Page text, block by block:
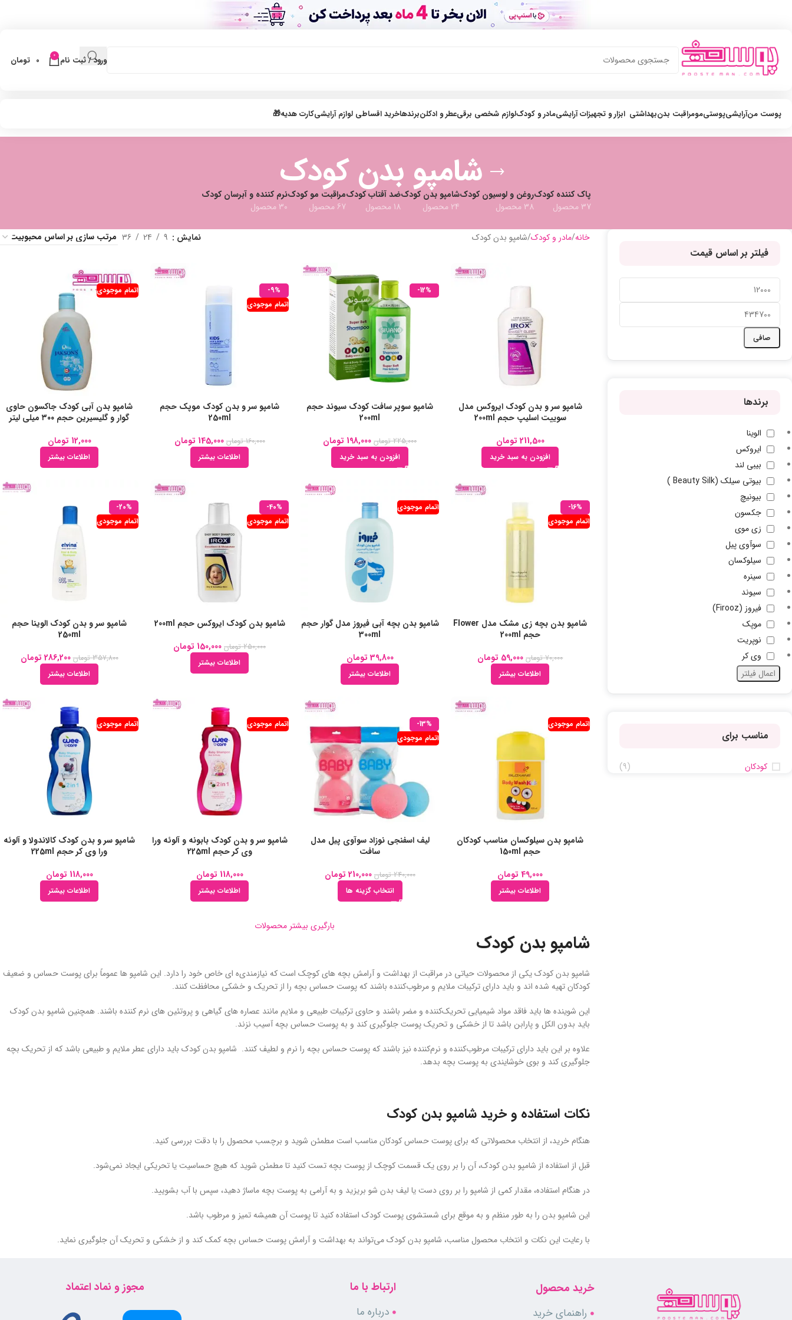
ورود / ثبت نام 0
0 تومان
پوست منآرایشیپوستیمومراقبت بدنبهداشتی ابزار و تجهیزات آرایشیمادر و کودکلوازم شخصی برقیعطر و ادکلنبرندهاخرید اقساطی لوازم آرایشیکارت هدیه🎁
شامپو بدن کودک
پاک کننده کودک
37 محصول
روغن و لوسیون کودک
38 محصول
شامپو بدن کودک
24 محصول
ضد آفتاب کودک
18 محصول
مراقبت مو کودک
67 محصول
نرم کننده و آبرسان کودک
30 محصول
فیلتر بر اساس قیمت
صافی
برندها
الوینا
ایروکس
بیبی لند
بیوتی سیلک (Beauty Silk )
بیونیچ
جکسون
زی موی
سوآوی پیل
سیلوکسان
سینره
سیوند
فیروز (Firooz)
موپک
نوپریت
وی کر
اعمال فیلتر
مناسب برای
کودکان (9)
خانه مادر و کودک شامپو بدن کودک نمایش 9
24
36
شامپو سر و بدن کودک ایروکس مدل
سوییت اسلیپ حجم 200ml
211,500 تومان
افزودن به سبد خرید
-12%
شامپو سوپر سافت کودک سیوند حجم
200ml
225,000 تومان 198,000 تومان
افزودن به سبد خرید
-9%
اتمام موجودی
شامپو سر و بدن کودک موپک حجم
250ml
160,000 تومان 145,000 تومان
اطلاعات بیشتر
اتمام موجودی
شامپو بدن آبی کودک جاکسون حاوی
گوار و گلیسیرین حجم ۳۰۰ میلی لیتر
12,000 تومان
اطلاعات بیشتر
-16%
اتمام موجودی
شامپو بدن بچه زی مشک مدل Flower
حجم 200ml
70,000 تومان 59,000 تومان
اطلاعات بیشتر
اتمام موجودی
شامپو بدن بچه آبی فیروز مدل گوار حجم
300ml
39,800 تومان
اطلاعات بیشتر
-40%
اتمام موجودی
شامپو بدن کودک ایروکس حجم 200ml
250,000 تومان 150,000 تومان
اطلاعات بیشتر
-20%
اتمام موجودی
شامپو سر و بدن کودک الوینا حجم
250ml
357,800 تومان 286,200 تومان
اطلاعات بیشتر
اتمام موجودی
شامپو بدن سیلوکسان مناسب کودکان
حجم 150ml
49,000 تومان
اطلاعات بیشتر
-13%
اتمام موجودی
لیف اسفنجی نوزاد سوآوی پیل مدل
سافت
240,000 تومان 210,000 تومان
انتخاب گزینه ها
اتمام موجودی
شامپو سر و بدن کودک بابونه و آلوئه ورا
وی کر حجم 225ml
118,000 تومان
اطلاعات بیشتر
اتمام موجودی
شامپو سر و بدن کودک کالاندولا و آلوئه
ورا وی کر حجم 225ml
118,000 تومان
اطلاعات بیشتر
بارگیری بیشتر محصولات
شامپو بدن کودک
شامپو بدن کودک یکی از محصولات حیاتی در مراقبت از بهداشت و آرامش بچه‌ های کوچک است که نیازمندی‌ه ای خاص خود را دارد. این شامپو ‌ها عموماً برای پوست حساس و ضعیف
کودکان تهیه شده ‌اند و باید دارای ترکیبات ملایم و مرطوب‌کننده باشند که پوست حساس بچه را از تحریک و خشکی محافظت کنند.
این شوینده ها باید فاقد مواد شیمیایی تحریک‌کننده و مضر باشند و حاوی ترکیبات طبیعی و ملایم مانند عصاره‌ های گیاهی و پروتئین ‌های نرم کننده باشند. همچنین شامپو بدن کودک
باید بدون الکل و پارابن باشد تا از خشکی و تحریک پوست جلوگیری کند و به پوست حساس بچه آسیب نزند.
علاوه بر این باید دارای ترکیبات مرطوب‌کننده و نرم‌کننده نیز باشند که پوست حساس بچه را نرم و لطیف کنند. شامپو بدن کودک باید دارای عطر ملایم و طبیعی باشد که از تحریک بچه
جلوگیری کند و بوی خوشایندی به پوست بچه بدهد.
نکات استفاده و خرید شامپو بدن کودک
هنگام خرید، از انتخاب محصولاتی که برای پوست حساس کودکان مناسب است مطمئن شوید و برچسب محصول را با دقت بررسی کنید.
قبل از استفاده از شامپو بدن کودک، آن را بر روی یک قسمت کوچک از پوست بچه تست کنید تا مطمئن شوید که هیچ حساسیت یا تحریکی ایجاد نمی‌شود.
در هنگام استفاده، مقدار کمی از شامپو را بر روی دست یا لیف بدن شو بریزید و به آرامی به پوست بچه ماساژ دهید، سپس با آب بشویید.
این شامپو بدن را به طور منظم و به موقع برای شستشوی پوست کودک استفاده کنید تا پوست آن همیشه تمیز و مرطوب باشد.
با رعایت این نکات و انتخاب محصول مناسب، شامپو بدن کودک می‌تواند به بهداشت و آرامش پوست حساس بچه کمک کند و از خشکی و تحریک آن جلوگیری نماید.
خرید محصول
راهنمای خرید
ارتباط با ما
درباره ما
مجوز و نماد اعتماد